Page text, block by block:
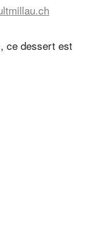
ce dessert est